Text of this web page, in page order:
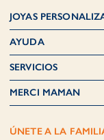
JOYAS
AYUDA
SERVICIOS
MERCI MAMAN
ÚNETE A LA